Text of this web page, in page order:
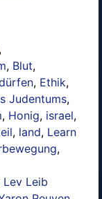
,
, Blut,
, Ethik,
Judentums,
, Honig, israel,
, land, Learn
,
Lev Leib